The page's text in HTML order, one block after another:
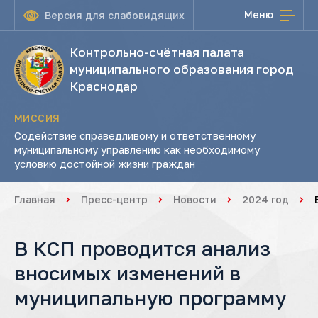
Версия для слабовидящих Меню
Контрольно-счётная палата
муниципального образования город
Краснодар
МИССИЯ
Содействие справедливому и ответственному
муниципальному управлению как необходимому
условию достойной жизни граждан
Главная Пресс-центр Новости 2024 год
В КСП проводится анализ
вносимых изменений в
муниципальную программу